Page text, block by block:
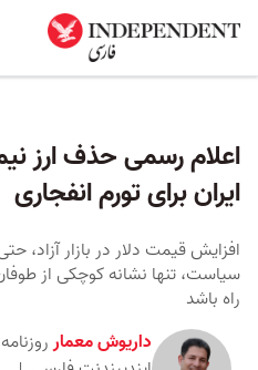
اعلام رسمی حذف ارز
ایران برای تورم انفجاری
افزایش قیمت دلار در بازار آزاد،
سیاست، تنها نشانه کوچکی از
راه باشد
داریوش معمار